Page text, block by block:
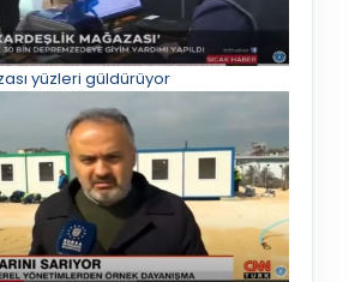
yüzleri güldürüyor